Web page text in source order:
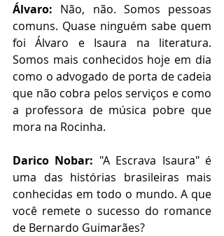
Álvaro: Não, não. Somos pessoas
comuns. Quase ninguém sabe quem
foi Álvaro e Isaura na literatura.
Somos mais conhecidos hoje em dia
como o advogado de porta de cadeia
que não cobra pelos serviços e como
a professora de música pobre que
mora na Rocinha.
Darico Nobar: "A Escrava Isaura" é
uma das histórias brasileiras mais
conhecidas em todo o mundo. A que
você remete o sucesso do romance
de Bernardo Guimarães?